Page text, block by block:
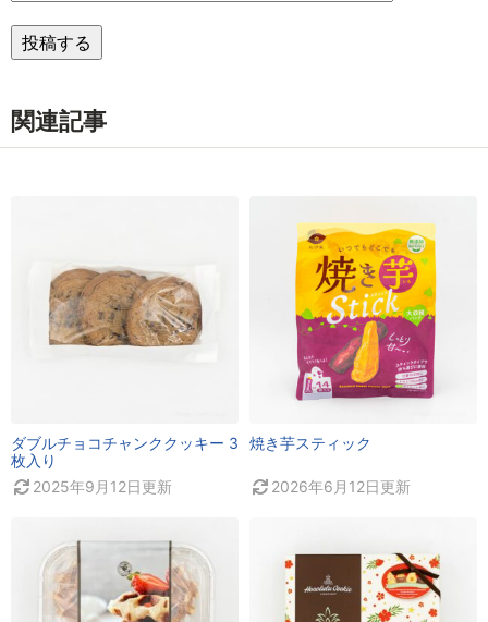
関連記事
ダブルチョコチャンククッキー 3
枚入り
2025年9月12日更新
焼き芋スティック
2026年6月12日更新